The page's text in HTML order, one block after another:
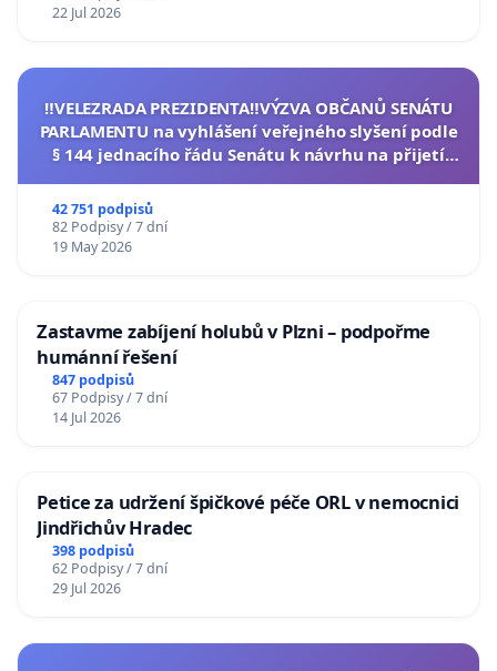
22 Jul 2026
‼️VELEZRADA PREZIDENTA‼️VÝZVA OBČANŮ SENÁTU
PARLAMENTU na vyhlášení veřejného slyšení podle
§ 144 jednacího řádu Senátu k návrhu na přijetí
42 751 podpisů
82 Podpisy / 7 dní
19 May 2026
Zastavme zabíjení holubů v Plzni – podpořme
humánní řešení
847 podpisů
67 Podpisy / 7 dní
14 Jul 2026
Petice za udržení špičkové péče ORL v nemocnici
Jindřichův Hradec
398 podpisů
62 Podpisy / 7 dní
29 Jul 2026